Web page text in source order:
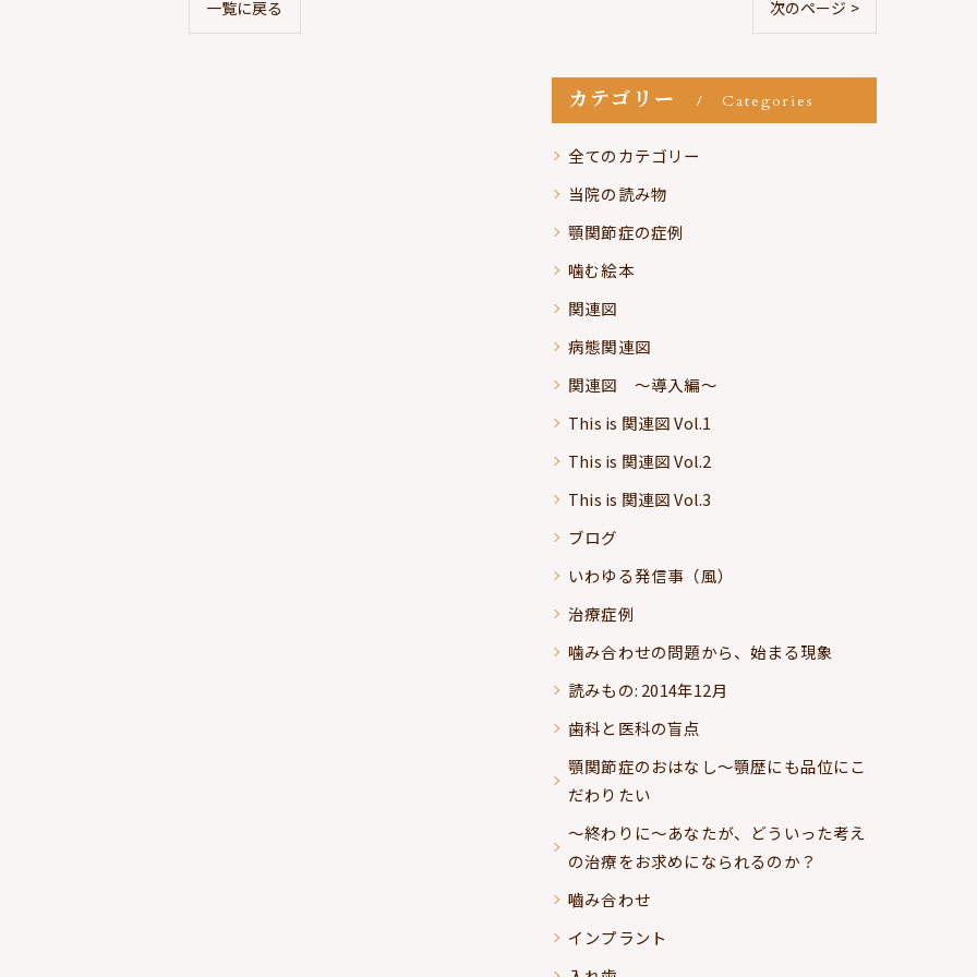
一覧に戻る 次のページ >
カテゴリー Categories
全てのカテゴリー
当院の読み物
顎関節症の症例
噛む絵本
関連図
病態関連図
関連図 ～導入編～
This is 関連図 Vol.1
This is 関連図 Vol.2
This is 関連図 Vol.3
ブログ
いわゆる発信事（風）
治療症例
噛み合わせの問題から、始まる現象
読みもの: 2014年12月
歯科と医科の盲点
顎関節症のおはなし～顎歴にも品位にこ
だわりたい
～終わりに～あなたが、どういった考え
の治療をお求めになられるのか？
嚙み合わせ
インプラント